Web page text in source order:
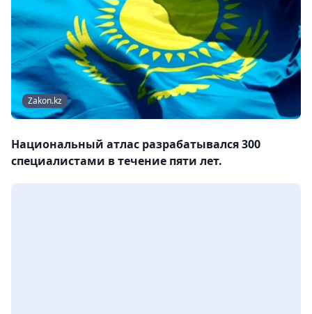
Zakon.kz
Национальный атлас разрабатывался 300
специалистами в течение пяти лет.